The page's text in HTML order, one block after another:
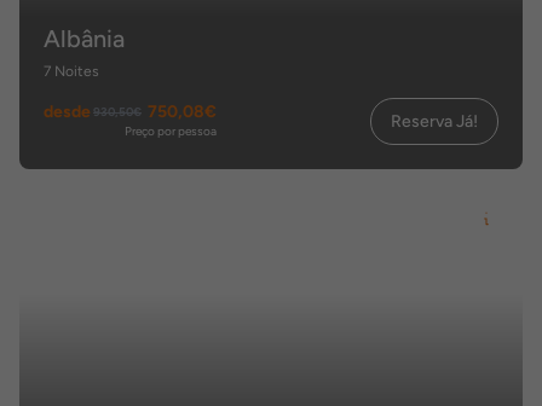
Albânia
7 Noites
desde 930,50€ 750,08€
Preço por pessoa Reserva Já!